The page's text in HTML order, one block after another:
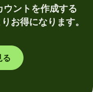
ントを作成する
お得になります。
る